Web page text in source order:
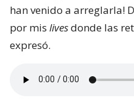
han venido a arreglarla!
por mis livesdonde las
expresó.